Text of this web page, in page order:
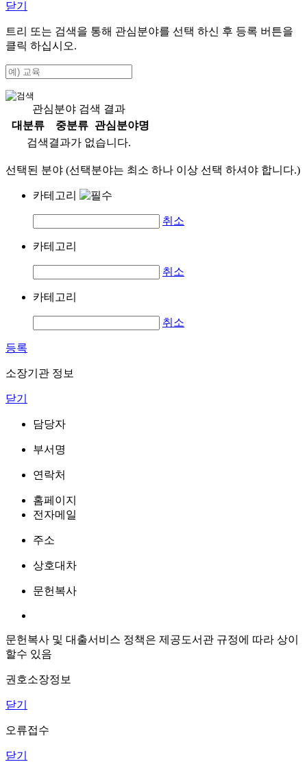
닫기
트리 또는 검색을 통해 관심분야를 선택 하신 후 등록 버튼을
클릭 하십시오.
관심분야 검색 결과
대분류
중분류
관심분야명
검색결과가 없습니다.
선택된 분야 (선택분야는 최소 하나 이상 선택 하셔야 합니다.)
카테고리
취소
카테고리
취소
카테고리
취소
등록
소장기관 정보
닫기
담당자
부서명
연락처
홈페이지
전자메일
주소
상호대차
문헌복사
문헌복사 및 대출서비스 정책은 제공도서관 규정에 따라 상이
할수 있음
권호소장정보
닫기
오류접수
닫기